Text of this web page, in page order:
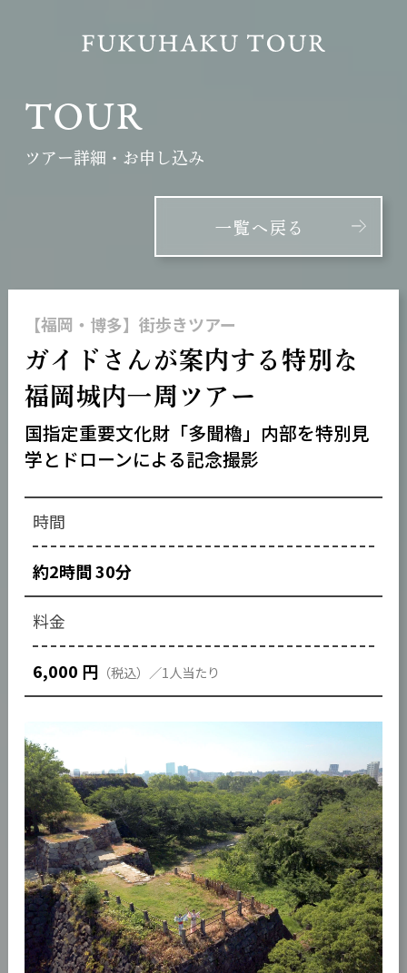
TOUR
ツアー詳細・お申し込み
一覧へ戻る
【福岡・博多】街歩きツアー
ガイドさんが案内する特別な
福岡城内一周ツアー
国指定重要文化財「多聞櫓」内部を特別見
学とドローンによる記念撮影
約2時間 30分
6,000 円（税込）／1人当たり